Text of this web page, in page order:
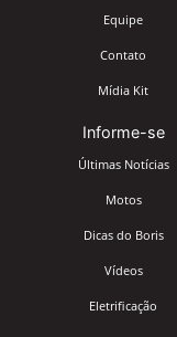
Equipe
Contato
Mídia Kit
Informe-se
Últimas Notícias
Motos
Dicas do Boris
Vídeos
Eletrificação